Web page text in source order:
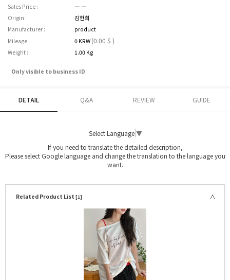
Sales Price :
― ―
Origin :
김현희
Manufacturer :
product
Mileage :
0 KRW (0.00 $ )
Weight : 1.00 Kg
Only visible to business ID
DETAIL Q&A REVIEW GUIDE
Select Language ▼
If you need to translate the detailed description,
Please select Google language and change the translation to the language you
want.
Related Product List [1]